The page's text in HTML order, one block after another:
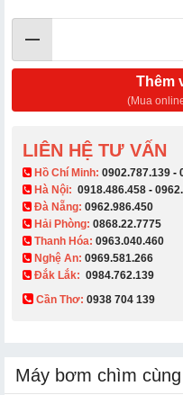
Thêm
(Mua
LIÊN HỆ TƯ VẤN
​ Hồ Chí Minh: 0902.787.139 -
Hà Nội: 0918.486.458 -
Đà Nẵng: 0962.986.450
Hải Phòng: 0868.22.7775
Thanh Hóa: 0963.040.460
Nghệ An: 0969.581.266
Đắk Lắk: 0984.762.139
Cần Thơ: 0938 704 139​
Máy bơm chìm